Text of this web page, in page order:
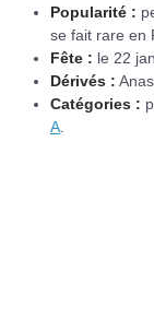
Popularité :
se fait rare en
Fête : le 22
Dérivés :
Catégories :
A